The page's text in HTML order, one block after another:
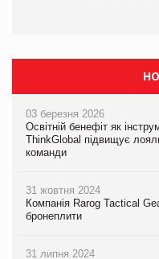
03 березня 2026
Освітній бенефіт як
ThinkGlobal підвищує
команди
31 жовтня 2024
Компанія Rarog Tactical
бронеплити
31 липня 2024